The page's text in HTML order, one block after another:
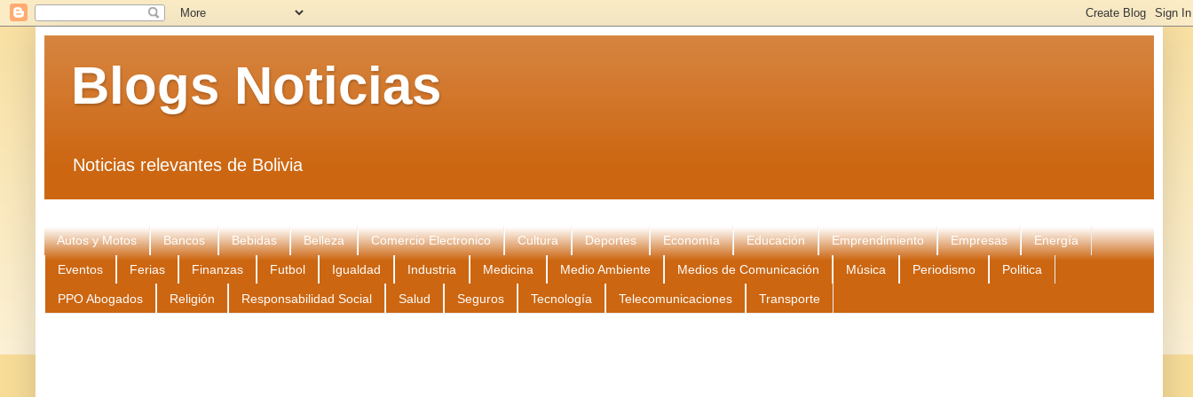
Blogs Noticias
Noticias relevantes de Bolivia
Autos y Motos Bancos Bebidas Belleza Comercio Electronico Cultura Deportes Economía Educación Emprendimiento Empresas Energía
Eventos Ferias Finanzas Futbol Igualdad Industria Medicina Medio Ambiente Medios de Comunicación Música Periodismo Politica
PPO Abogados Religión Responsabilidad Social Salud Seguros Tecnología Telecomunicaciones Transporte